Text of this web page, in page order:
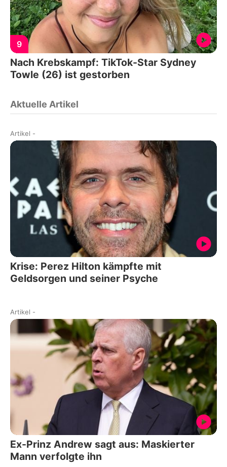
9
Nach Krebskampf: TikTok-Star Sydney
Towle (26) ist gestorben
Aktuelle Artikel
Artikel -
Krise: Perez Hilton kämpfte mit
Geldsorgen und seiner Psyche
Artikel -
Ex-Prinz Andrew sagt aus: Maskierter
Mann verfolgte ihn